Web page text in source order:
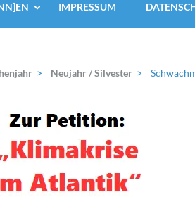
IMPRESSUM
> Neujahr / Silvester >